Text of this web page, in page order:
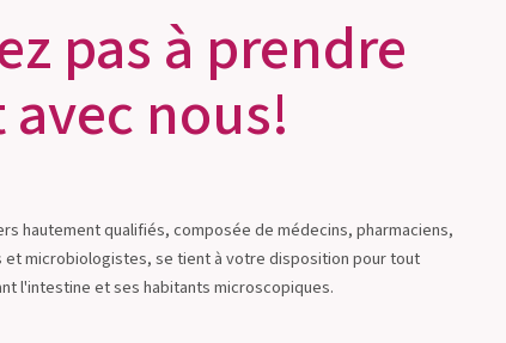
pas à prendre
nous!
hautement qualifiés, composée de médecins, pharmaciens,
microbiologistes, se tient à votre disposition pour tout
l'intestine et ses habitants microscopiques.